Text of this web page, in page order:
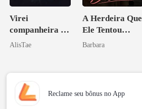
Virei
companheira do
irmão de meu
AlisTae
A Herdeira Que
Ele Tentou
Destruir
Barbara
Reclame seu bônus no App